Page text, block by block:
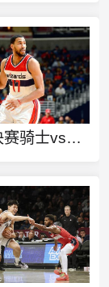
西部总决赛骑士vs火箭